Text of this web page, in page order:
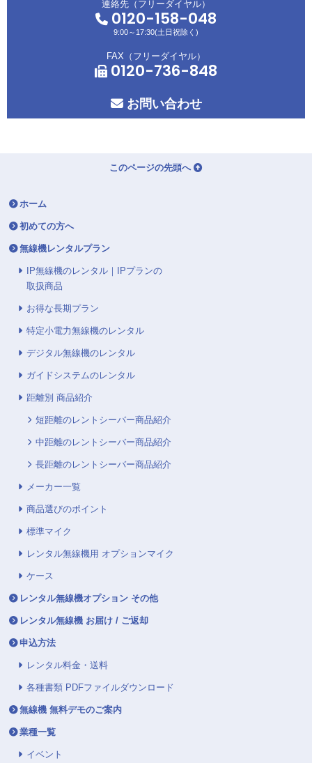
連絡先（フリーダイヤル）
0120-158-048
9:00～17:30(土日祝除く)
FAX（フリーダイヤル）
0120-736-848
お問い合わせ
このページの先頭へ
ホーム
初めての方へ
無線機レンタルプラン
IP無線機のレンタル｜IPプランの
取扱商品
お得な長期プラン
特定小電力無線機のレンタル
デジタル無線機のレンタル
ガイドシステムのレンタル
距離別 商品紹介
短距離のレントシーバー商品紹介
中距離のレントシーバー商品紹介
長距離のレントシーバー商品紹介
メーカー一覧
商品選びのポイント
標準マイク
レンタル無線機用 オプションマイク
ケース
レンタル無線機オプション その他
レンタル無線機 お届け / ご返却
申込方法
レンタル料金・送料
各種書類 PDFファイルダウンロード
無線機 無料デモのご案内
業種一覧
イベント